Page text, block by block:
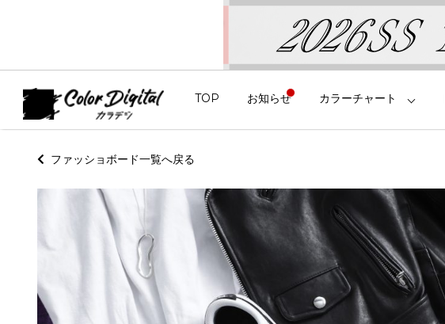
TOP お知らせ カラーチャート
ファッショボード一覧へ戻る